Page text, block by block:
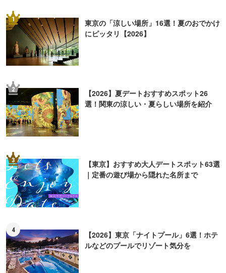
1
東京の「涼しい場所」16選！夏のおでかけ
にピッタリ【2026】
2
【2026】夏デートおすすめスポット26
選！関東の涼しい・夏らしい場所を紹介
3
【東京】おすすめ大人デートスポット63選
｜定番の遊び場から隠れた名所まで
4
【2026】東京「ナイトプール」6選！ホテ
ルなどのプールでリゾート気分を